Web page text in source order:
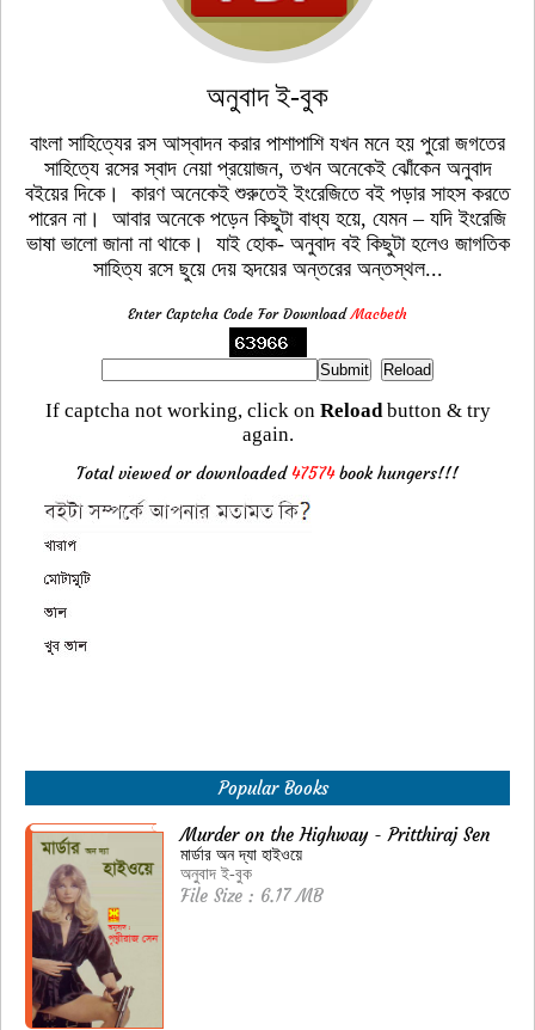
অনুবাদ ই-বুক
বাংলা সাহিত্যের রস আস্বাদন করার পাশাপাশি যখন মনে হয় পুরো জগতের
সাহিত্যে রসের স্বাদ নেয়া প্রয়োজন, তখন অনেকেই ঝোঁকেন অনুবাদ
বইয়ের দিকে। কারণ অনেকেই শুরুতেই ইংরেজিতে বই পড়ার সাহস করতে
পারেন না। আবার অনেকে পড়েন কিছুটা বাধ্য হয়ে, যেমন – যদি ইংরেজি
ভাষা ভালো জানা না থাকে। যাই হোক- অনুবাদ বই কিছুটা হলেও জাগতিক
সাহিত্য রসে ছুয়ে দেয় হৃদয়ের অন্তরের অন্তস্থল...
Enter Captcha Code For Download Macbeth
If captcha not working, click on Reloadbutton & try
again.
Total viewed or downloaded47574book hungers!!!
Popular Books
Murder on the Highway - Pritthiraj Sen
মার্ডার অন দ্যা হাইওয়ে
অনুবাদ ই-বুক
File Size : 6.17 MB